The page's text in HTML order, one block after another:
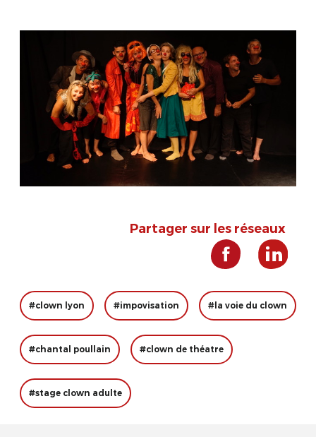
Partager sur les réseaux
#clown lyon #impovisation #la voie du clown
#chantal poullain #clown de théatre
#stage clown adulte